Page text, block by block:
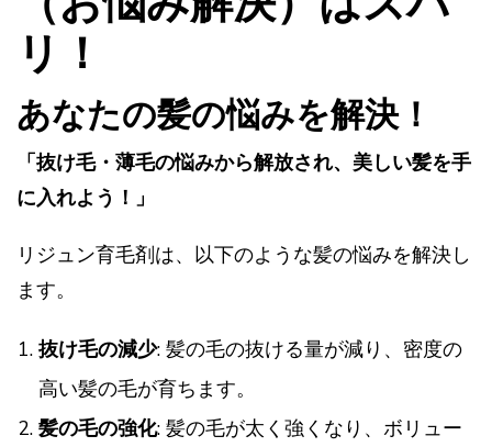
リ！
あなたの髪の悩みを解決！
「抜け毛・薄毛の悩みから解放され、美しい髪を手
に入れよう！」
リジュン育毛剤は、以下のような髪の悩みを解決し
ます。
抜け毛の減少: 髪の毛の抜ける量が減り、密度の
高い髪の毛が育ちます。
髪の毛の強化: 髪の毛が太く強くなり、ボリュー